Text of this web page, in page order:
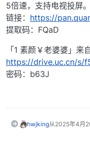
5倍速，支持电视投屏。
链接： https://
提取码：FQaD
「1 素颜￥老婆婆」来
https://drive.uc.cn/s/
密码：b63J
hwjking从2025年4月